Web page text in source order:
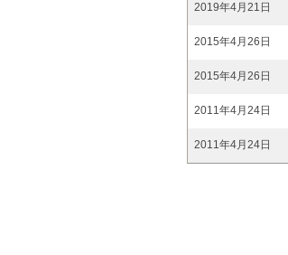
2019年4月21日
2015年4月26日
2015年4月26日
2011年4月24日
2011年4月24日